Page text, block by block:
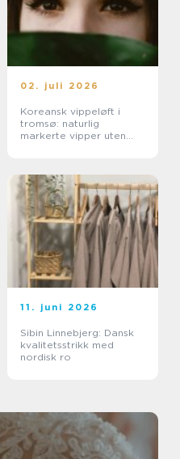
02. juli 2026
Koreansk vippeløft i
tromsø: naturlig
markerte vipper uten
11. juni 2026
Sibin Linnebjerg: Dansk
kvalitetsstrikk med
nordisk ro